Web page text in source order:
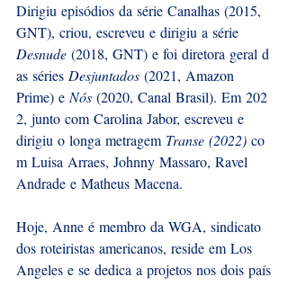
Dirigiu episódios da série Canalhas (2015,
GNT), criou, escreveu e dirigiu a série
Desnude (2018, GNT) e foi diretora geral d
as séries Desjuntados (2021, Amazon
Prime) e Nós (2020, Canal Brasil). Em 202
2, junto com Carolina Jabor, escreveu e
dirigiu o longa metragem Transe (2022) co
m Luisa Arraes, Johnny Massaro, Ravel
Andrade e Matheus Macena.
Hoje, Anne é membro da WGA, sindicato
dos roteiristas americanos, reside em Los
Angeles e se dedica a projetos nos dois país